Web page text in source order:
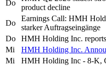
Do
product decline
Do
Earnings Call: HMH
starker Auftragseingänge
Do
HMH Holding Inc.
Mi
HMH Holding Inc.
Mi
HMH Holding Inc - 8-K,